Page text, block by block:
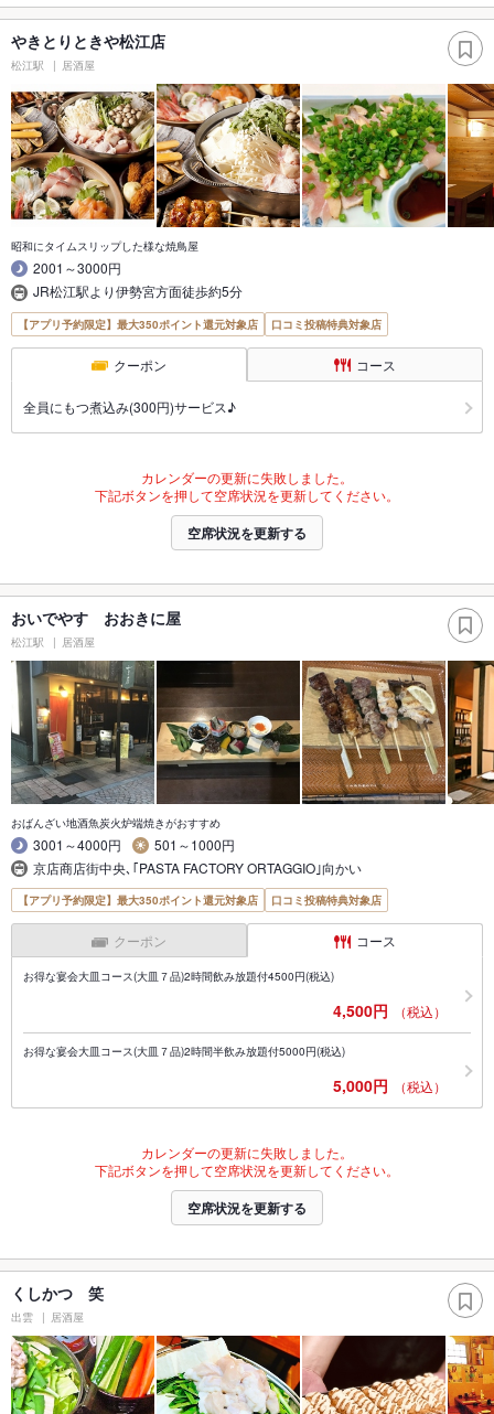
やきとりときや松江店
松江駅 居酒屋
昭和にタイムスリップした様な焼鳥屋
2001～3000円
JR松江駅より伊勢宮方面徒歩約5分
【アプリ予約限定】最大350ポイント還元対象店 口コミ投稿特典対象店
クーポン コース
全員にもつ煮込み(300円)サービス♪
カレンダーの更新に失敗しました。
下記ボタンを押して空席状況を更新してください。
空席状況を更新する
おいでやす おおきに屋
松江駅 居酒屋
おばんざい地酒魚炭火炉端焼きがおすすめ
3001～4000円
501～1000円
京店商店街中央､｢PASTA FACTORY ORTAGGIO｣向かい
【アプリ予約限定】最大350ポイント還元対象店 口コミ投稿特典対象店
クーポン コース
お得な宴会大皿コース(大皿７品)2時間飲み放題付4500円(税込)
4,500円 （税込）
お得な宴会大皿コース(大皿７品)2時間半飲み放題付5000円(税込)
5,000円 （税込）
カレンダーの更新に失敗しました。
下記ボタンを押して空席状況を更新してください。
空席状況を更新する
くしかつ 笑
出雲 居酒屋